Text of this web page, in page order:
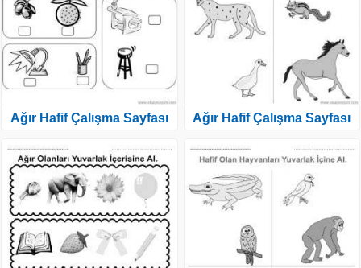
Ağır Hafif Çalışma Sayfası Ağır Hafif Çalışma Sayfası